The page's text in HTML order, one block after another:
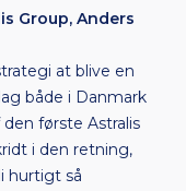
Group, Anders
at blive en
både i Danmark
første Astralis
i den retning,
hurtigt så